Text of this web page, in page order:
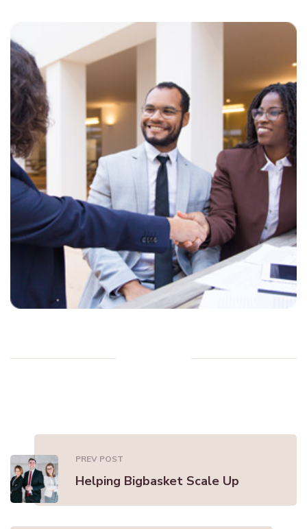
PREV POST
Helping Bigbasket Scale Up